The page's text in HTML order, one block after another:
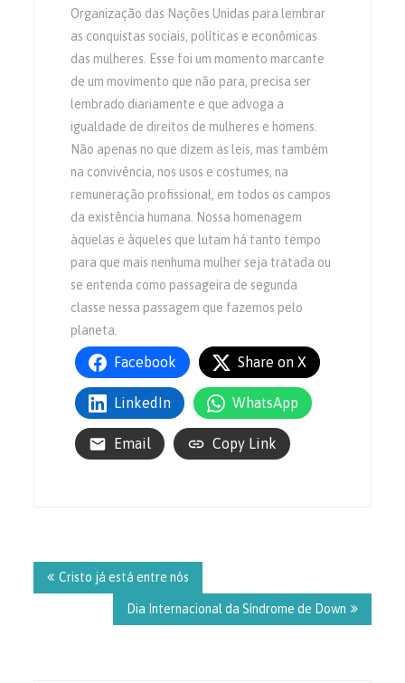
Organização das Nações Unidas para lembrar
as conquistas sociais, políticas e econômicas
das mulheres. Esse foi um momento marcante
de um movimento que não para, precisa ser
lembrado diariamente e que advoga a
igualdade de direitos de mulheres e homens.
Não apenas no que dizem as leis, mas também
na convivência, nos usos e costumes, na
remuneração profissional, em todos os campos
da existência humana. Nossa homenagem
àquelas e àqueles que lutam há tanto tempo
para que mais nenhuma mulher seja tratada ou
se entenda como passageira de segunda
classe nessa passagem que fazemos pelo
planeta.
Facebook Share on X
LinkedIn WhatsApp
Email Copy Link
de
Post
Cristo já está entre nós
Dia Internacional da Síndrome de Down